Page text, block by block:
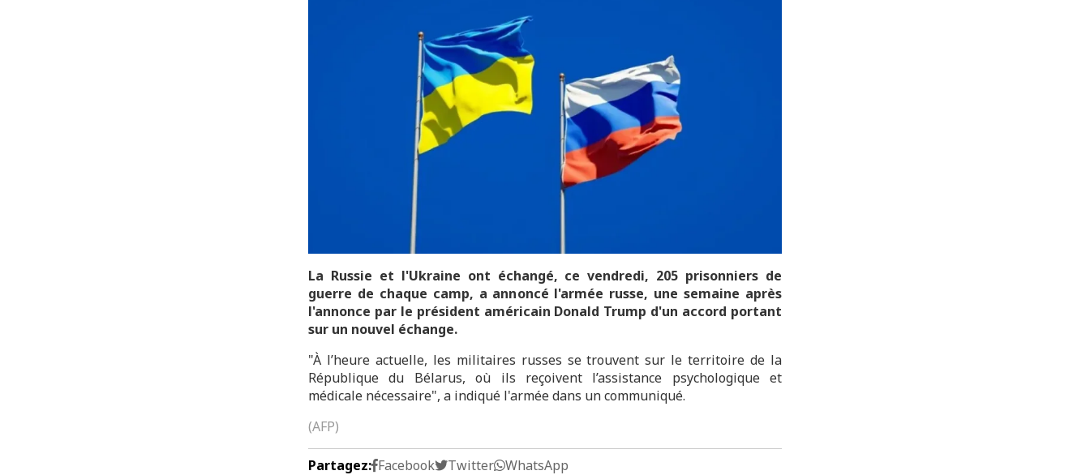
La Russie et l'Ukraine ont échangé, ce vendredi, 205 prisonniers de
guerre de chaque camp, a annoncé l'armée russe, une semaine après
l'annonce par le président américain Donald Trump d'un accord portant
sur un nouvel échange.
"À l’heure actuelle, les militaires russes se trouvent sur le territoire de la
République du Bélarus, où ils reçoivent l’assistance psychologique et
médicale nécessaire", a indiqué l'armée dans un communiqué.
(AFP)
Partagez: Facebook Twitter WhatsApp